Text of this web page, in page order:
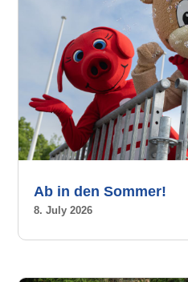
Ab in den Sommer!
8. July 2026